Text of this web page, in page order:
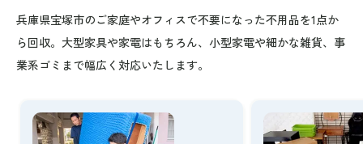
兵庫県宝塚市のご家庭やオフィスで不要になった不用品を1点か
ら回収。大型家具や家電はもちろん、小型家電や細かな雑貨、事
業系ゴミまで幅広く対応いたします。